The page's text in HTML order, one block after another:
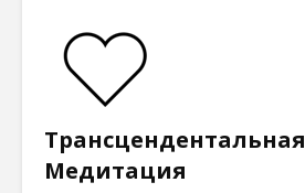
Трансцендентальная
Медитация